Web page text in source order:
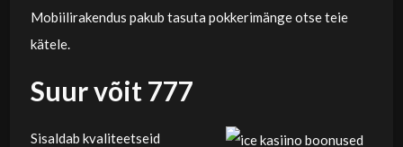
Mobiilirakendus pakub tasuta pokkerimänge otse teie
kätele.
Suur võit 777
Sisaldab kvaliteetseid